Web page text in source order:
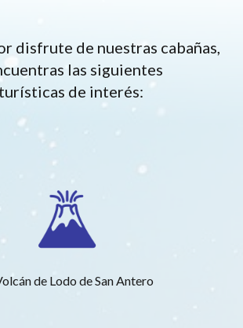
disfrute de nuestras cabañas,
las siguientes
de interés:
de Lodo de San Antero